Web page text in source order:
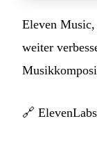
Eleven
weiter
🔗 ElevenLabs